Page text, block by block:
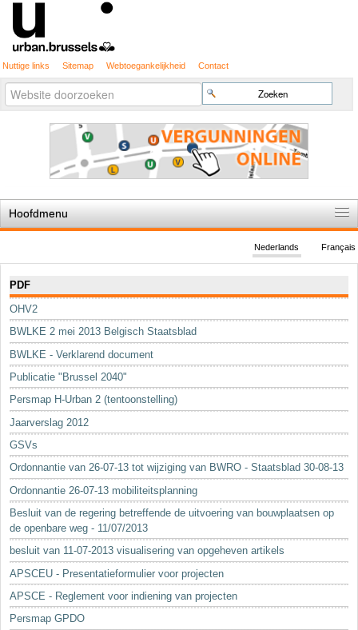
Nuttige links Sitemap Webtoegankelijkheid Contact
Zoek
Geavanceerd
zoeken...
Hoofdmenu
De spelregels
Stedenbouwkundige vergunning
Cartografie
Studies en publicaties
Sleutelwoorden
Stedenbouwkundige inlichtingen
Français
Nederlands
PDF
OHV2
BWLKE 2 mei 2013 Belgisch Staatsblad
BWLKE - Verklarend document
Publicatie "Brussel 2040"
Persmap H-Urban 2 (tentoonstelling)
Jaarverslag 2012
GSVs
Ordonnantie van 26-07-13 tot wijziging van BWRO - Staatsblad 30-08-13
Ordonnantie 26-07-13 mobiliteitsplanning
Besluit van de regering betreffende de uitvoering van bouwplaatsen op
de openbare weg - 11/07/2013
besluit van 11-07-2013 visualisering van opgeheven artikels
APSCEU - Presentatieformulier voor projecten
APSCE - Reglement voor indiening van projecten
Persmap GPDO